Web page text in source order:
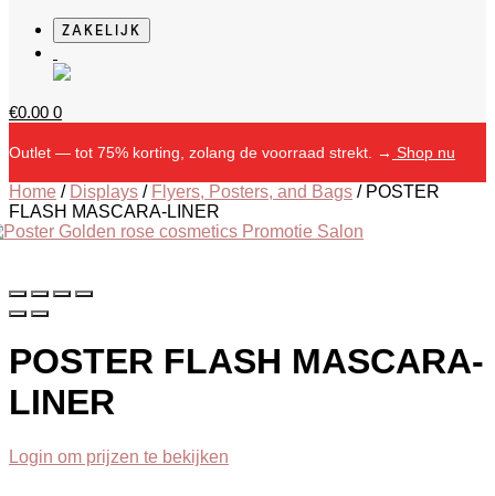
ZAKELIJK
€0.00 0
Outlet — tot 75% korting, zolang de voorraad strekt. → Shop nu
Home / Displays / Flyers, Posters, and Bags / POSTER
FLASH MASCARA-LINER
POSTER FLASH MASCARA-
LINER
Login om prijzen te bekijken